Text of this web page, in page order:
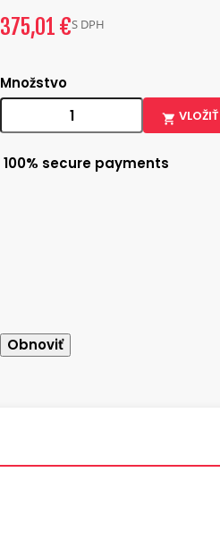
375,01 €S DPH
Množstvo

100% secure payments